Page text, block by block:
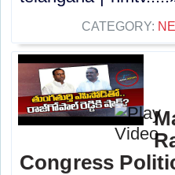
CATEGORY:
Congress